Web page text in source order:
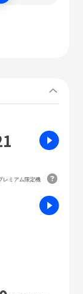
レミアム限定機